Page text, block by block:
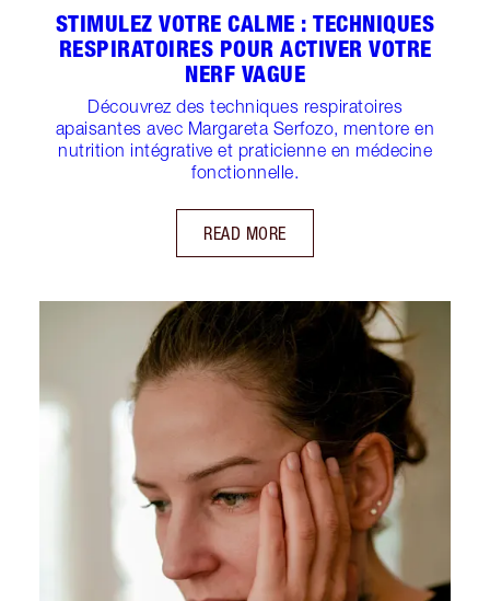
STIMULEZ VOTRE CALME : TECHNIQUES
RESPIRATOIRES POUR ACTIVER VOTRE
NERF VAGUE
Découvrez des techniques respiratoires
apaisantes avec Margareta Serfozo, mentore en
nutrition intégrative et praticienne en médecine
fonctionnelle.
READ MORE